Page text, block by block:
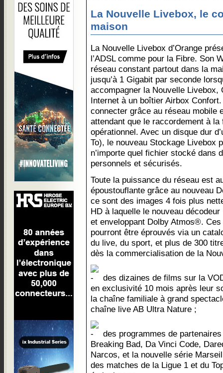
La Nouvelle Livebox, le
maison
La Nouvelle Livebox d’Orange
l’ADSL comme pour la Fibre. Son
réseau constant partout dans la
jusqu’à 1 Gigabit par seconde
accompagner la Nouvelle Livebox,
Internet à un boîtier Airbox
connecter grâce au réseau mobile
attendant que le raccordement à la
opérationnel. Avec un disque dur
To), le nouveau Stockage Livebox
n’importe quel fichier stocké dans
personnels et sécurisés.
Toute la puissance du réseau est
époustouflante grâce au nouveau
ce sont des images 4 fois plus
HD à laquelle le nouveau
et enveloppant Dolby Atmos®.
pourront être éprouvés via un
du live, du sport, et plus de 300
dès la commercialisation de la
des dizaines de films sur la
en exclusivité 10 mois après leur
la chaîne familiale à grand
chaîne live AB Ultra Nature ;
des programmes de
Breaking Bad, Da Vinci Code,
Narcos, et la nouvelle série
des matches de la Ligue 1 et du